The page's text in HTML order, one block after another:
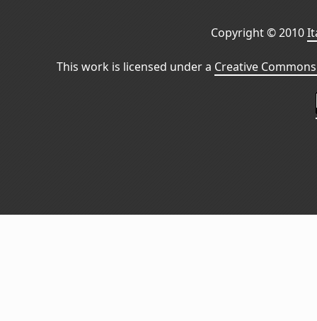
Copyright © 2010
This work is licensed under a Creative